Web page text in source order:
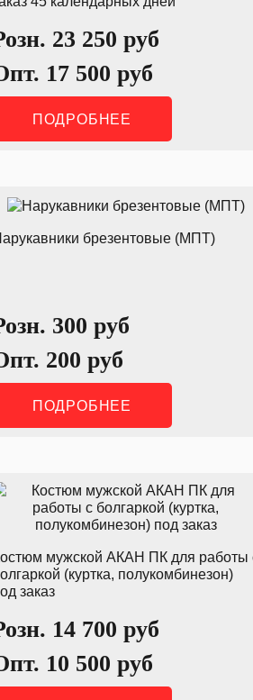
23 250 руб
17 500 руб
ПОДРОБНЕЕ
брезентовые (МПТ)
300 руб
200 руб
ПОДРОБНЕЕ
мужской АКАН ПК для работы
(куртка, полукомбинезон)
заказ
14 700 руб
10 500 руб